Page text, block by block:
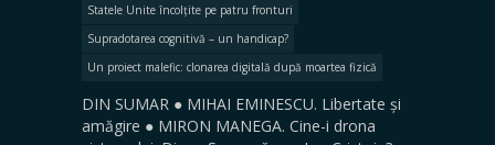
Statele Unite încolțite pe patru fronturi
Supradotarea cognitivă – un handicap?
Un proiect malefic: clonarea digitală după moartea fizică
DIN SUMAR ● MIHAI EMINESCU. Libertate și
amăgire ● MIRON MANEGA. Cine-i drona